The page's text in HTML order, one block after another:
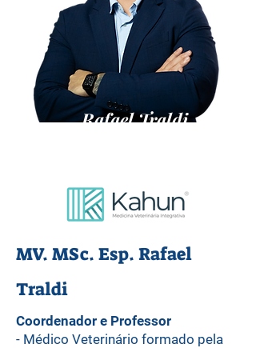
Rafael Traldi
MV. MSc. Esp. Rafael
Traldi
Coordenador e Professor
- Médico Veterinário formado pela